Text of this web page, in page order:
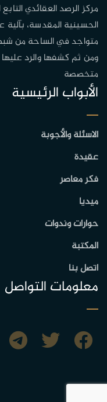
مركز الرصد العقائدي
الحسينية المقدسة،
متواجد في الساحة من
ومن ثم كشفها والرد
متخصصة
الأبواب الرئيسية
الاسئلة والأجوبة
عقيدة
فكر معاصر
ميديا
حوارات وندوات
المكتبة
اتصل بنا
معلومات التواصل